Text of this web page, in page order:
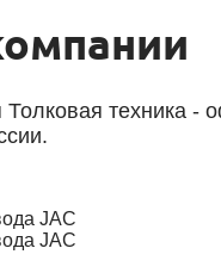
Толковая техника -